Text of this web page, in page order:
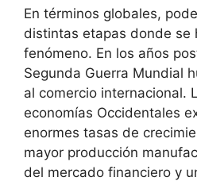
En términos globales,
distintas etapas donde se
fenómeno. En los años
Segunda Guerra Mundial
al comercio internacional.
economías Occidentales
enormes tasas de
mayor producción
del mercado financiero y